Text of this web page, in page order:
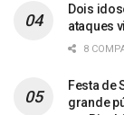
Dois
ataques
8
Festa de
grande